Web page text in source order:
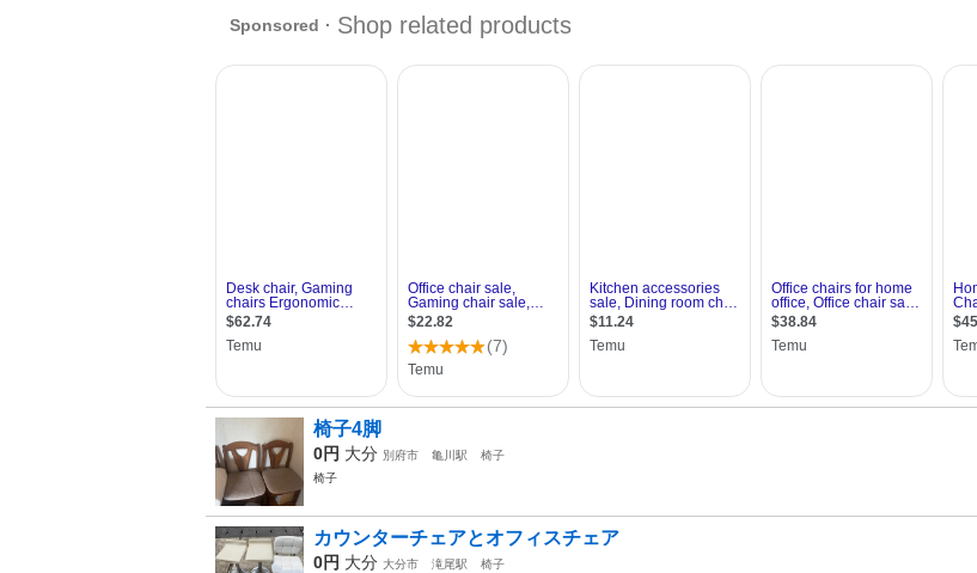
椅子4脚
0円 大分 別府市 亀川駅
椅子
椅子
カウンターチェアとオフィスチェア
0円 大分 大分市 滝尾駅
椅子